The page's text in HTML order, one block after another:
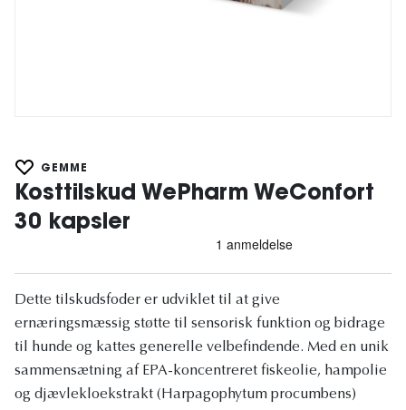
GEMME
Kosttilskud WePharm WeConfort
30 kapsler
Dette tilskudsfoder er udviklet til at give
ernæringsmæssig støtte til sensorisk funktion og bidrage
til hunde og kattes generelle velbefindende. Med en unik
sammensætning af EPA-koncentreret fiskeolie, hampolie
og djævlekloekstrakt (Harpagophytum procumbens)